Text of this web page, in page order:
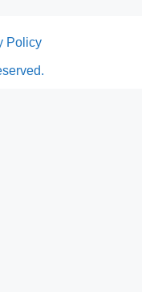
Policy